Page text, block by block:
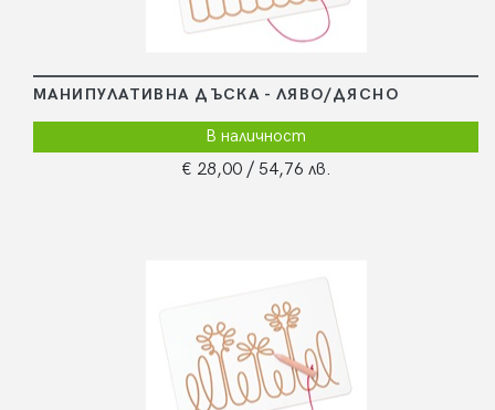
МАНИПУЛАТИВНА ДЪСКА - ЛЯВО/ДЯСНО
В наличност
€ 28,00 / 54,76 лв.